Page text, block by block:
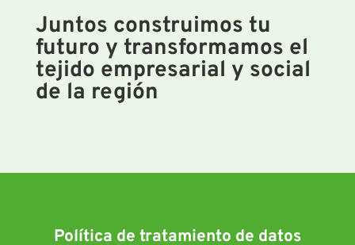
Juntos construimos tu
futuro y transformamos el
tejido empresarial y social
de la región
Política de tratamiento de datos